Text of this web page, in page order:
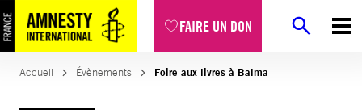
FAIRE UN DON
Accueil Évènements Foire aux livres à Balma